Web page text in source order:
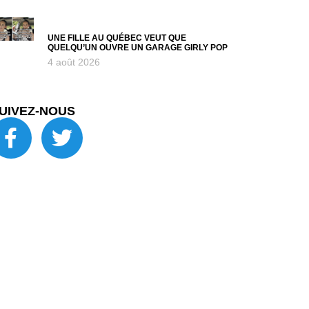
UNE FILLE AU QUÉBEC VEUT QUE
QUELQU’UN OUVRE UN GARAGE GIRLY POP
4 août 2026
NOUS